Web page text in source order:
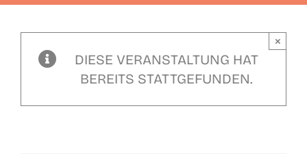
DIESE VERANSTALTUNG HAT
BEREITS STATTGEFUNDEN.
×